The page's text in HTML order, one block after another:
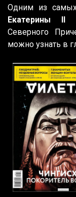
Одним из самых
Екатерины II
Северного
можно узнать в